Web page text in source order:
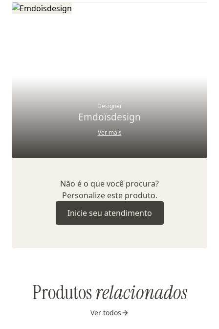
Designer
Emdoïsdesign
Ver mais
Não é o que você procura?
Personalize este produto.
Inicie seu atendimento
Produtosrelacionados
Ver todos